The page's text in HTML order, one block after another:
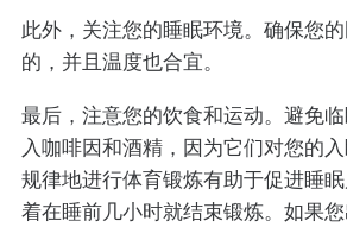
此外，关注您的睡眠环境。确保您
的，并且温度也合宜。
最后，注意您的饮食和运动。避免
入咖啡因和酒精，因为它们对您的
规律地进行体育锻炼有助于促进睡
着在睡前几小时就结束锻炼。如果